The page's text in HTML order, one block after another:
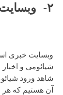
۲- وبسایت خبری اسمارت شیائومی
وبسایت خبری
شیائومی و
شاهد ورود
آن هستیم که هر